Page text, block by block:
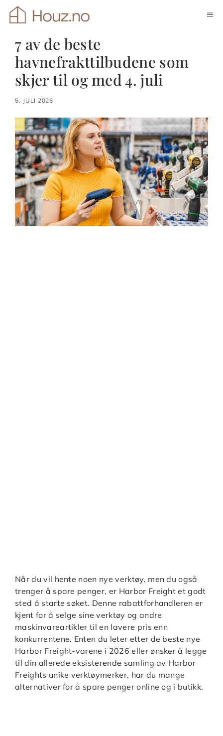
Hopp
7 av de beste
havnefrakttilbudene som
skjer til og med 4. juli
5. JULI 2026
Når du vil hente noen nye verktøy, men du også
trenger å spare penger, er Harbor Freight et godt
sted å starte søket. Denne rabattforhandleren er
kjent for å selge sine verktøy og andre
maskinvareartikler til en lavere pris enn
konkurrentene. Enten du leter etter de beste nye
Harbor Freight-varene i 2026 eller ønsker å legge
til din allerede eksisterende samling av Harbor
Freights unike verktøymerker, har du mange
alternativer for å spare penger online og i butikk.